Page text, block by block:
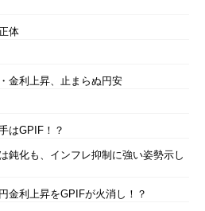
体
金利上昇、止まらぬ円安
はGPIF！？
鈍化も、インフレ抑制に強い姿勢示し
金利上昇をGPIFが火消し！？